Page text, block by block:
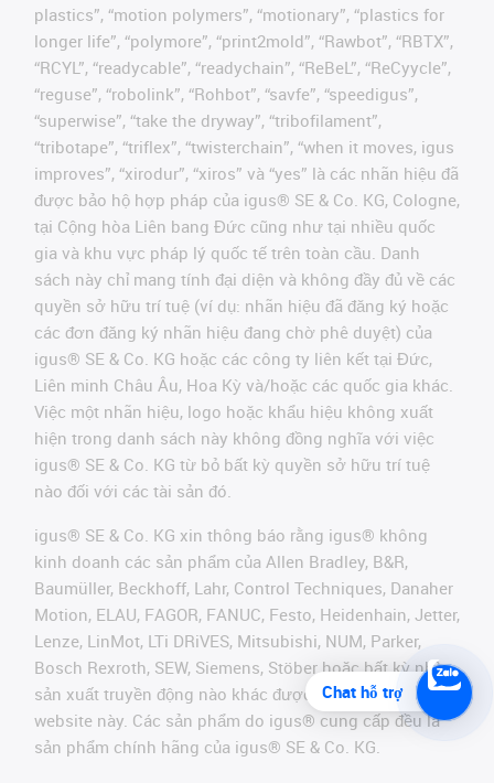
plastics”, “motion polymers”, “motionary”, “plastics for
longer life”, “polymore”, “print2mold”, “Rawbot”, “RBTX”,
“RCYL”, “readycable”, “readychain”, “ReBeL”, “ReCyycle”,
“reguse”, “robolink”, “Rohbot”, “savfe”, “speedigus”,
“superwise”, “take the dryway”, “tribofilament”,
“tribotape”, “triflex”, “twisterchain”, “when it moves, igus
improves”, “xirodur”, “xiros” và “yes” là các nhãn hiệu đã
được bảo hộ hợp pháp của igus® SE & Co. KG, Cologne,
tại Cộng hòa Liên bang Đức cũng như tại nhiều quốc
gia và khu vực pháp lý quốc tế trên toàn cầu. Danh
sách này chỉ mang tính đại diện và không đầy đủ về các
quyền sở hữu trí tuệ (ví dụ: nhãn hiệu đã đăng ký hoặc
các đơn đăng ký nhãn hiệu đang chờ phê duyệt) của
igus® SE & Co. KG hoặc các công ty liên kết tại Đức,
Liên minh Châu Âu, Hoa Kỳ và/hoặc các quốc gia khác.
Việc một nhãn hiệu, logo hoặc khẩu hiệu không xuất
hiện trong danh sách này không đồng nghĩa với việc
igus® SE & Co. KG từ bỏ bất kỳ quyền sở hữu trí tuệ
nào đối với các tài sản đó.
igus® SE & Co. KG xin thông báo rằng igus® không
kinh doanh các sản phẩm của Allen Bradley, B&R,
Baumüller, Beckhoff, Lahr, Control Techniques, Danaher
Motion, ELAU, FAGOR, FANUC, Festo, Heidenhain, Jetter,
Lenze, LinMot, LTi DRiVES, Mitsubishi, NUM, Parker,
Bosch Rexroth, SEW, Siemens, Stöber hoặc bất kỳ nhà
sản xuất truyền động nào khác được đề cập trên
website này. Các sản phẩm do igus® cung cấp đều là
sản phẩm chính hãng của igus® SE & Co. KG.
Chat hỗ trợ